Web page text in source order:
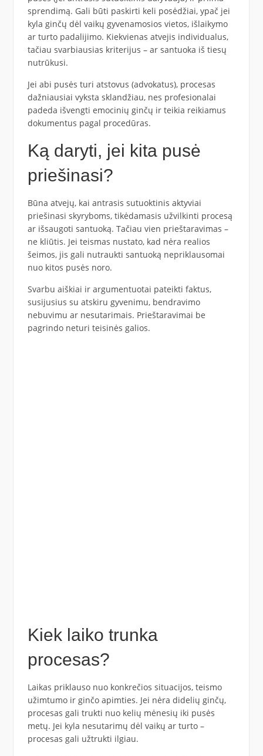
sprendimą. Gali būti paskirti keli posėdžiai, ypač jei
kyla ginčų dėl vaikų gyvenamosios vietos, išlaikymo
ar turto padalijimo. Kiekvienas atvejis individualus,
tačiau svarbiausias kriterijus – ar santuoka iš tiesų
nutrūkusi.
Jei abi pusės turi atstovus (advokatus), procesas
dažniausiai vyksta sklandžiau, nes profesionalai
padeda išvengti emocinių ginčų ir teikia reikiamus
dokumentus pagal procedūras.
Ką daryti, jei kita pusė
priešinasi?
Būna atvejų, kai antrasis sutuoktinis aktyviai
priešinasi skyryboms, tikėdamasis užvilkinti procesą
ar išsaugoti santuoką. Tačiau vien prieštaravimas –
ne kliūtis. Jei teismas nustato, kad nėra realios
šeimos, jis gali nutraukti santuoką nepriklausomai
nuo kitos pusės noro.
Svarbu aiškiai ir argumentuotai pateikti faktus,
susijusius su atskiru gyvenimu, bendravimo
nebuvimu ar nesutarimais. Prieštaravimai be
pagrindo neturi teisinės galios.
Kiek laiko trunka
procesas?
Laikas priklauso nuo konkrečios situacijos, teismo
užimtumo ir ginčo apimties. Jei nėra didelių ginčų,
procesas gali trukti nuo kelių mėnesių iki pusės
metų. Jei kyla nesutarimų dėl vaikų ar turto –
procesas gali užtrukti ilgiau.